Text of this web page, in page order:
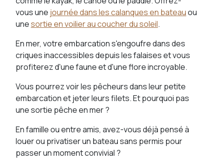
vous une journée dans les calanques en bateauou
unesortie en voilier au coucher du soleil.
En mer, votre embarcation s'engoufre dans des
criques inaccessibles depuis les falaises et vous
profiterez d'une faune et d'une flore incroyable.
Vous pourrez voir les pêcheurs dans leur petite
embarcation et jeter leurs filets. Et pourquoi pas
une sortie pêche en mer ?
En famille ou entre amis, avez-vous déjà pensé à
louer ou privatiser un bateau sans permis pour
passer un moment convivial ?